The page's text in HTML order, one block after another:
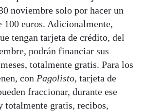
noviembre solo por hacer un
100 euros. Adicionalmente,
tengan tarjeta de crédito, del
podrán financiar sus
totalmente gratis. Para los
con Pagolisto, tarjeta de
fraccionar, durante ese
totalmente gratis, recibos,